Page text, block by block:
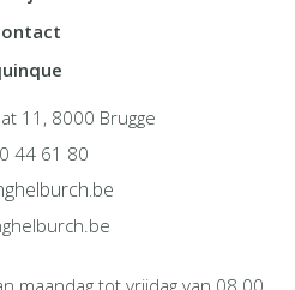
11, 8000 Brugge
44 61 80
maandag tot vrijdag van 08.00